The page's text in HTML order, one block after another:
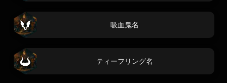
吸血鬼名
ティーフリング名